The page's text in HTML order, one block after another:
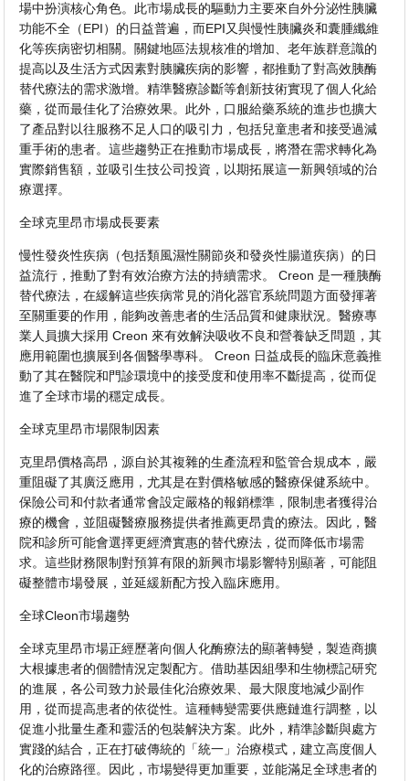
場中扮演核心角色。此市場成長的驅動力主要來自外分泌性胰臟
功能不全（EPI）的日益普遍，而EPI又與慢性胰臟炎和囊腫纖維
化等疾病密切相關。關鍵地區法規核准的增加、老年族群意識的
提高以及生活方式因素對胰臟疾病的影響，都推動了對高效胰酶
替代療法的需求激增。精準醫療診斷等創新技術實現了個人化給
藥，從而最佳化了治療效果。此外，口服給藥系統的進步也擴大
了產品對以往服務不足人口的吸引力，包括兒童患者和接受過減
重手術的患者。這些趨勢正在推動市場成長，將潛在需求轉化為
實際銷售額，並吸引生技公司投資，以期拓展這一新興領域的治
療選擇。
全球克里昂市場成長要素
慢性發炎性疾病（包括類風濕性關節炎和發炎性腸道疾病）的日
益流行，推動了對有效治療方法的持續需求。 Creon 是一種胰酶
替代療法，在緩解這些疾病常見的消化器官系統問題方面發揮著
至關重要的作用，能夠改善患者的生活品質和健康狀況。醫療專
業人員擴大採用 Creon 來有效解決吸收不良和營養缺乏問題，其
應用範圍也擴展到各個醫學專科。 Creon 日益成長的臨床意義推
動了其在醫院和門診環境中的接受度和使用率不斷提高，從而促
進了全球市場的穩定成長。
全球克里昂市場限制因素
克里昂價格高昂，源自於其複雜的生產流程和監管合規成本，嚴
重阻礙了其廣泛應用，尤其是在對價格敏感的醫療保健系統中。
保險公司和付款者通常會設定嚴格的報銷標準，限制患者獲得治
療的機會，並阻礙醫療服務提供者推薦更昂貴的療法。因此，醫
院和診所可能會選擇更經濟實惠的替代療法，從而降低市場需
求。這些財務限制對預算有限的新興市場影響特別顯著，可能阻
礙整體市場發展，並延緩新配方投入臨床應用。
全球Cleon市場趨勢
全球克里昂市場正經歷著向個人化酶療法的顯著轉變，製造商擴
大根據患者的個體情況定製配方。借助基因組學和生物標記研究
的進展，各公司致力於最佳化治療效果、最大限度地減少副作
用，從而提高患者的依從性。這種轉變需要供應鏈進行調整，以
促進小批量生產和靈活的包裝解決方案。此外，精準診斷與處方
實踐的結合，正在打破傳統的「統一」治療模式，建立高度個人
化的治療路徑。因此，市場變得更加重要，並能滿足全球患者的